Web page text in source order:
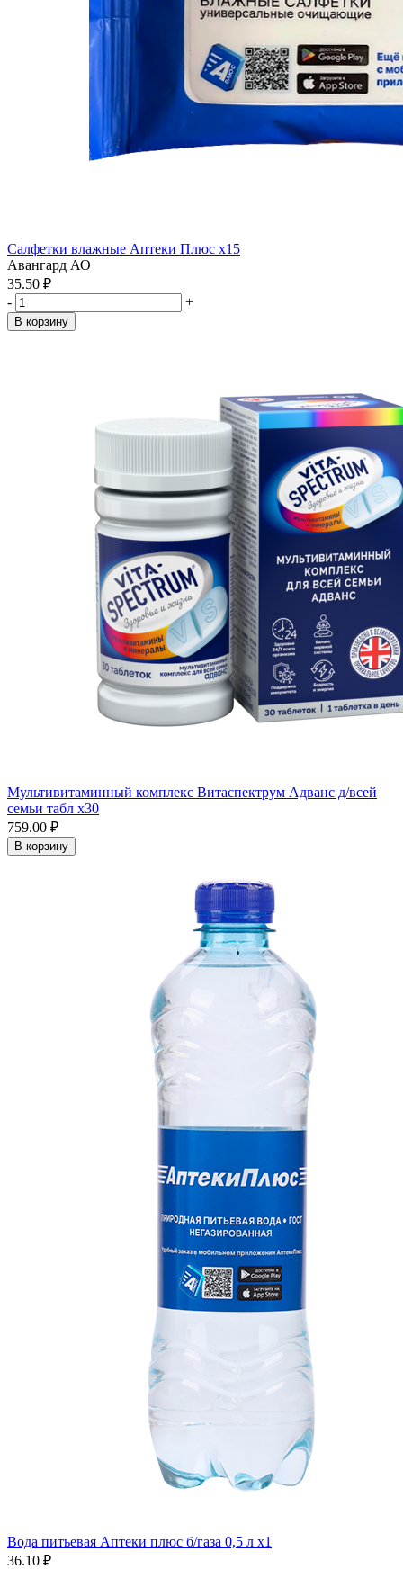
Салфетки влажные Аптеки Плюс x15
Авангард АО
35.50 ₽
-
+
В корзину
Мультивитаминный комплекс Витаспектрум Адванс д/всей
семьи табл x30
759.00 ₽
В корзину
Вода питьевая Аптеки плюс б/газа 0,5 л x1
36.10 ₽